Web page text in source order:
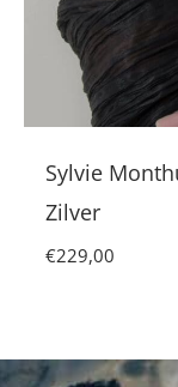
Sylvie
Zilver
€229,00